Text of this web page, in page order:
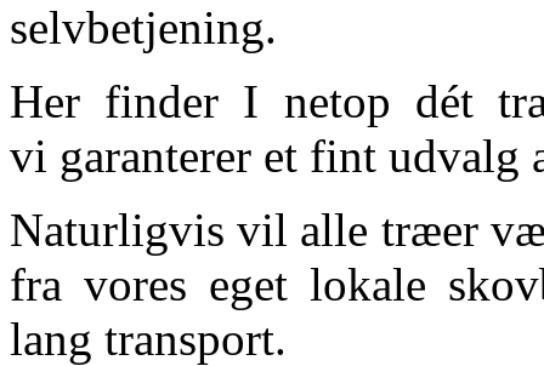
selvbetjening.
Her finder I netop dét
vi garanterer et fint
Naturligvis vil alle træer
fra vores eget lokale
lang transport.